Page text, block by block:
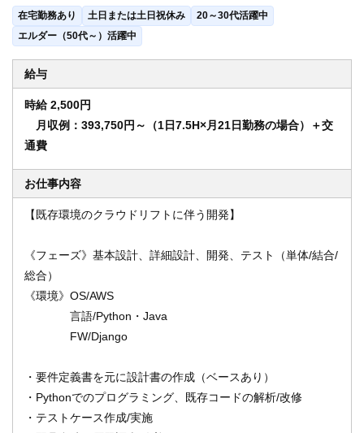
派遣の知識
企業の方へ
CMSについて
オンライン登録する
在宅勤務あり 土日または土日祝休み
20～30代活躍中
エルダー（50代～）活躍中
給与
時給 2,500円
月収例：393,750円～（1日7.5H×月21日勤務の場合）＋交
通費
お仕事内容
【既存環境のクラウドリフトに伴う開発】
《フェーズ》基本設計、詳細設計、開発、テスト（単体/結合/
総合）
《環境》OS/AWS
言語/Python・Java
FW/Django
・要件定義書を元に設計書の作成（ベースあり）
・Pythonでのプログラミング、既存コードの解析/改修
・テストケース作成/実施